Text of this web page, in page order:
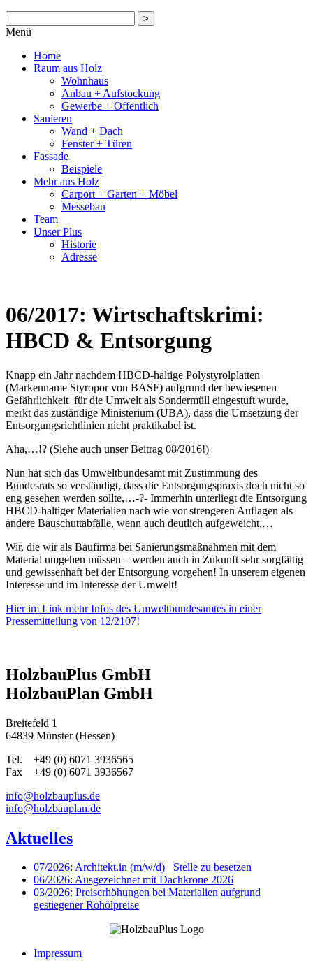
>
Menü
Home
Raum aus Holz
Wohnhaus
Anbau + Aufstockung
Gewerbe + Öffentlich
Sanieren
Wand + Dach
Fenster + Türen
Fassade
Beispiele
Mehr aus Holz
Carport + Garten + Möbel
Messebau
Team
Unser Plus
Historie
Adresse
06/2017: Wirtschaftskrimi:
HBCD & Entsorgung
Knapp ein Jahr nachdem HBCD-haltige Polystyrolplatten
(Markenname Styropor von BASF) aufgrund der bewiesenen
Gefährlichkeit für die Umwelt als Sondermüll eingestuft wurde,
merkt das zuständige Ministerium (UBA), dass die Umsetzung der
Entsorgungsrichtlinien nicht praktikabel ist.
Aha,…!? (Siehe auch unser Beitrag 08/2016!)
Nun hat sich das Umweltbundesamt mit Zustimmung des
Bundesrats so verständigt, dass die Entsorgungspraxis doch nicht so
eng gesehen werden sollte,…-?- Immerhin unterliegt die Entsorgung
HBCD-haltiger Materialien nach wie vor strengeren Auflagen als
andere Bauschuttabfälle, wenn auch deutlich aufgeweicht,…
Wir, die wir als Baufirma bei Sanierungsmaßnahmen mit dem
Material umgehen müssen – werden auch in Zukunft sehr sorgfältig
und gewissenhaft bei der Entsorgung vorgehen! In unserem eigenen
Interesse und im Interesse der Umwelt!
Hier im Link mehr Infos des Umweltbundesamtes in einer
Pressemitteilung von 12/2107!
HolzbauPlus GmbH
HolzbauPlan GmbH
Breitefeld 1
64839 Münster (Hessen)
Tel. +49 (0) 6071 3936565
Fax +49 (0) 6071 3936567
info@holzbauplus.de
info@holzbauplan.de
Aktuelles
07/2026: Architekt.in (m/w/d)_ Stelle zu besetzen
06/2026: Ausgezeichnet mit Dachkrone 2026
03/2026: Preiserhöhungen bei Materialien aufgrund
gestiegener Rohölpreise
Impressum